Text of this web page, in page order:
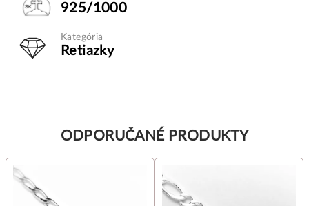
925/1000
Kategória
Retiazky
ODPORUČANÉ PRODUKTY